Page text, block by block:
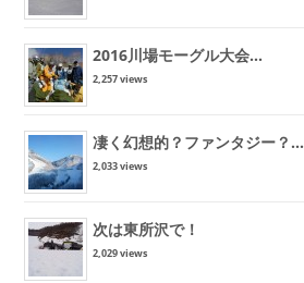
2016川場モーグル大会...
2,257 views
凄く幻想的？ファンタジー？...
2,033 views
次は東所沢で！
2,029 views